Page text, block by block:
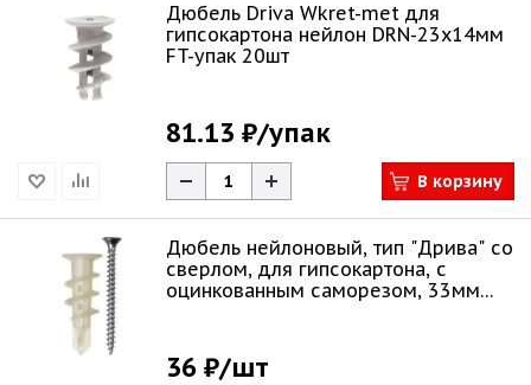
Дюбель Driva Wkret-met для
гипсокартона нейлон DRN-23х14мм
FT-упак 20шт
81.13 ₽/упак
В корзину
Дюбель нейлоновый, тип "Дрива" со
сверлом, для гипсокартона, с
оцинкованным саморезом, 33мм
36 ₽/шт